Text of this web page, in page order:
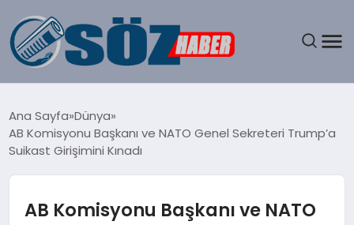
SPOR
Ana Sayfa Dünya
AB Komisyonu Başkanı ve NATO Genel Sekreteri Trump’a
Suikast Girişimini Kınadı
AB Komisyonu Başkanı ve NATO